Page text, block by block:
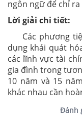
ngôn ngữ để chỉ
Lời giải chi tiết:
Các phương
dụng khái quát
các lĩnh vực tài
gia đình trong
10 năm và 15
khác nhau cần
Đánh